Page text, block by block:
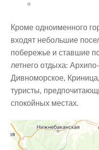
Кроме одноименного
входят небольшие
побережье и ставшие
летнего отдыха:
Дивноморское,
туристы,
спокойных местах.